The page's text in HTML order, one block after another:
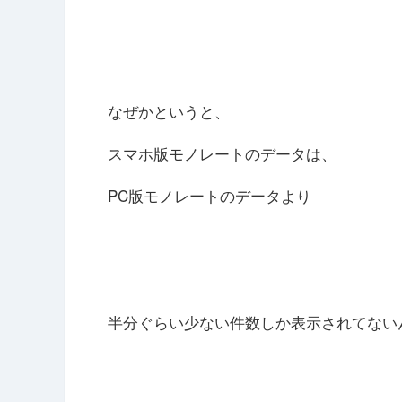
なぜかというと、
スマホ版モノレートのデータは、
PC版モノレートのデータより
半分ぐらい少ない件数しか表示されてない